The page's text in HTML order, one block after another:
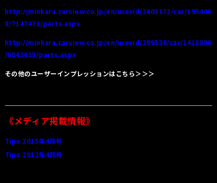
http://minkara.carview.co.jp/en/userid/2403172/car/195446
8/7147471/parts.aspx
http://minkara.carview.co.jp/en/userid/299536/car/1418896
/6842615/parts.aspx
その他のユーザーインプレッションはこちら＞＞＞
《メディア掲載情報》
Tipo 2015年4月号
Tipo 2012年4月号